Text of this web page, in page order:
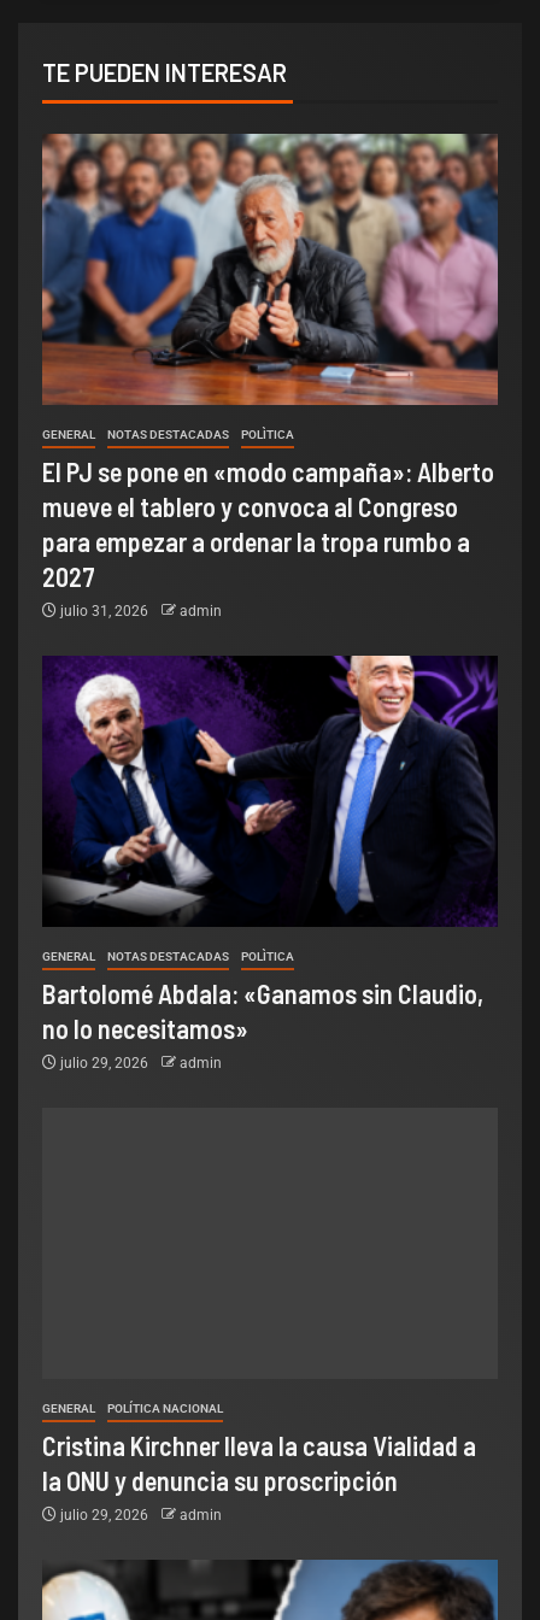
TE PUEDEN INTERESAR
GENERAL NOTAS DESTACADAS POLÌTICA
El PJ se pone en «modo campaña»: Alberto
mueve el tablero y convoca al Congreso
para empezar a ordenar la tropa rumbo a
2027
julio 31, 2026 admin
GENERAL NOTAS DESTACADAS POLÌTICA
Bartolomé Abdala: «Ganamos sin Claudio,
no lo necesitamos»
julio 29, 2026 admin
GENERAL POLÍTICA NACIONAL
Cristina Kirchner lleva la causa Vialidad a
la ONU y denuncia su proscripción
julio 29, 2026 admin